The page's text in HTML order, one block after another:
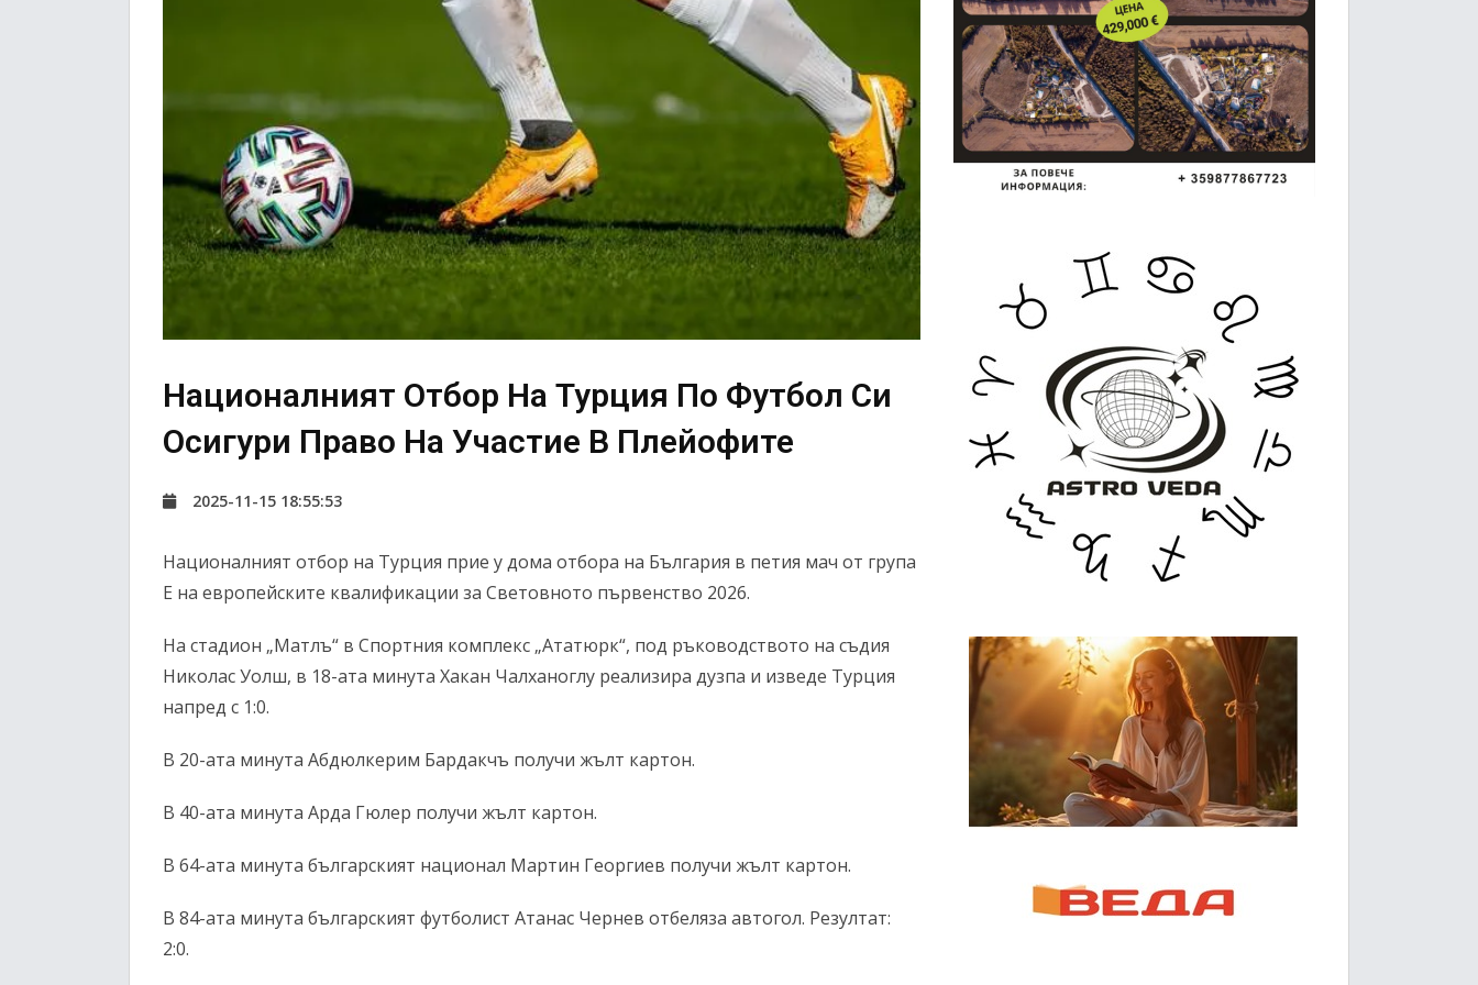
Националният Отбор На Турция По Футбол Си
Осигури Право На Участие В Плейофите
2025-11-15 18:55:53
Националният отбор на Турция прие у дома отбора на България в петия мач от група
Е на европейските квалификации за Световното първенство 2026.
На стадион „Матлъ“ в Спортния комплекс „Ататюрк“, под ръководството на съдия
Николас Уолш, в 18-ата минута Хакан Чалханоглу реализира дузпа и изведе Турция
напред с 1:0.
В 20-ата минута Абдюлкерим Бардакчъ получи жълт картон.
В 40-ата минута Арда Гюлер получи жълт картон.
В 64-ата минута българският национал Мартин Георгиев получи жълт картон.
В 84-ата минута българският футболист Атанас Чернев отбеляза автогол. Резултат:
2:0.